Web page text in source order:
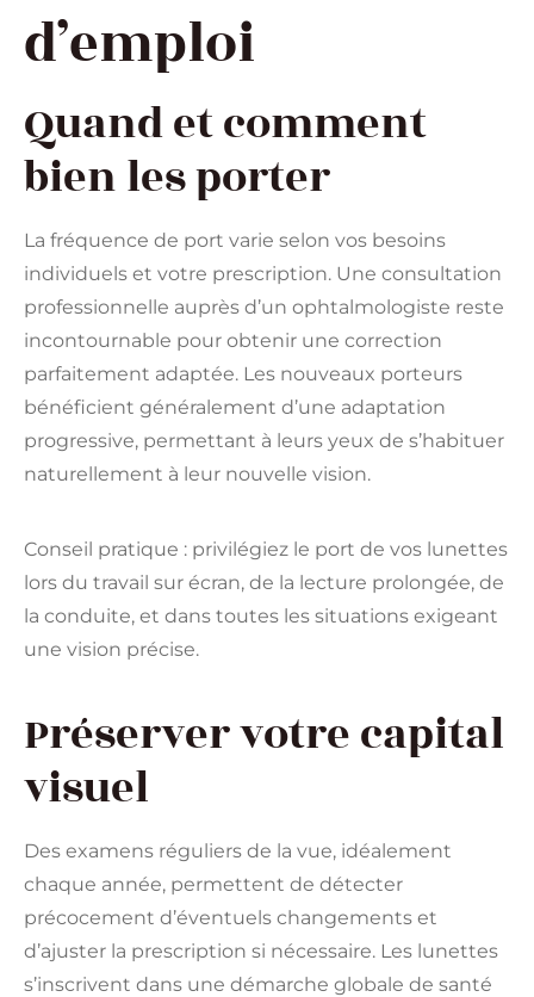
d’emploi
Quand et comment
bien les porter
La fréquence de port varie selon vos besoins
individuels et votre prescription. Une consultation
professionnelle auprès d’un ophtalmologiste reste
incontournable pour obtenir une correction
parfaitement adaptée. Les nouveaux porteurs
bénéficient généralement d’une adaptation
progressive, permettant à leurs yeux de s’habituer
naturellement à leur nouvelle vision.
Conseil pratique : privilégiez le port de vos lunettes
lors du travail sur écran, de la lecture prolongée, de
la conduite, et dans toutes les situations exigeant
une vision précise.
Préserver votre capital
visuel
Des examens réguliers de la vue, idéalement
chaque année, permettent de détecter
précocement d’éventuels changements et
d’ajuster la prescription si nécessaire. Les lunettes
s’inscrivent dans une démarche globale de santé